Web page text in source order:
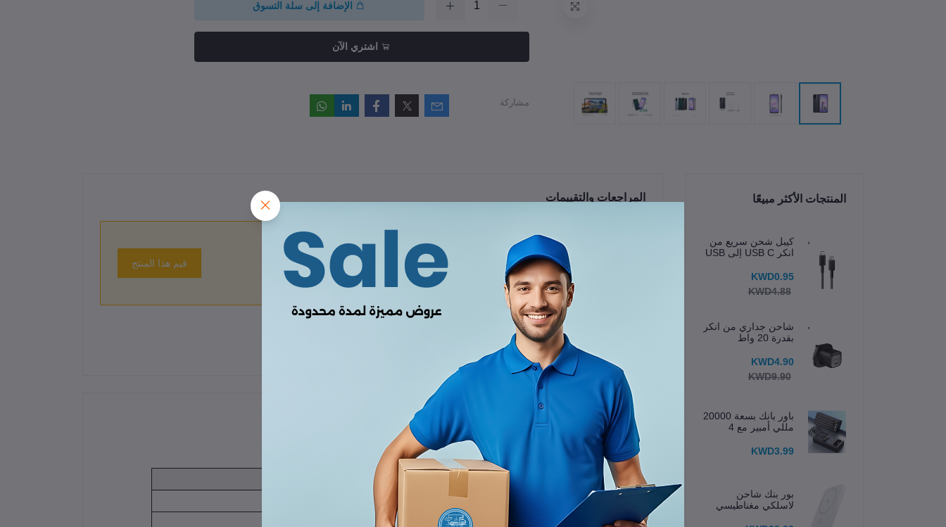
الإضافة إلى سلة التسوق
اشتري الآن
مشاركة
المنتجات الأكثر مبيعًا
كيبل شحن سريع من
انكر USB C إلى USB
KWD0.95
KWD4.88
شاحن جداري من انكر
بقدرة 20 واط
KWD4.90
KWD9.90
باور بانك بسعة 20000
مللي أمبير مع 4
عرض
KWD3.99
بور بنك شاحن
لاسلكي مغناطيسي
المراجعات والتقييمات
0.00 من أصل 5.0 قيم هذا المنتج
وصف
الخاصية التفاصيل
MediaTek Helio G85 (ثماني النواة، تكنولوجيا 12 نانومتر)
نظام التشغيل (OS) Android 14، مع واجهة One UI Core